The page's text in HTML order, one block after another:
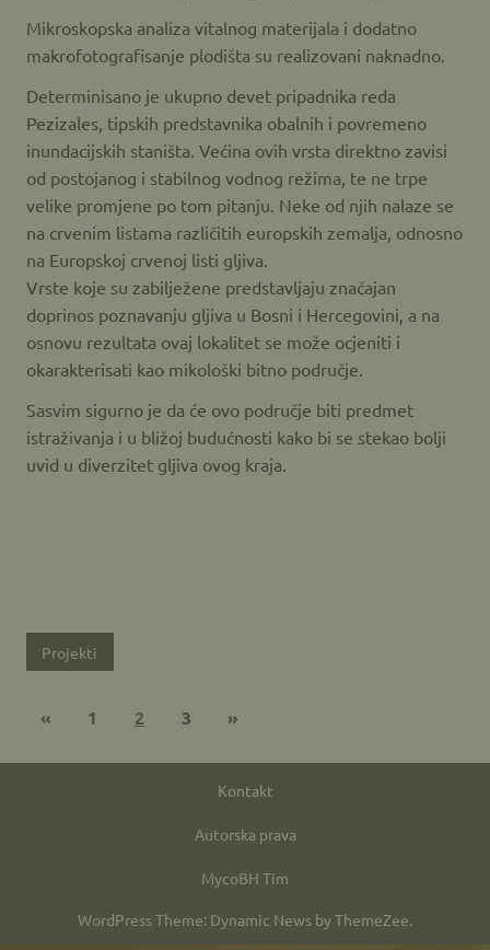
Mikroskopska analiza vitalnog materijala i dodatno
makrofotografisanje plodišta su realizovani naknadno.
Determinisano je ukupno devet pripadnika reda
Pezizales, tipskih predstavnika obalnih i povremeno
inundacijskih staništa. Većina ovih vrsta direktno zavisi
od postojanog i stabilnog vodnog režima, te ne trpe
velike promjene po tom pitanju. Neke od njih nalaze se
na crvenim listama različitih europskih zemalja, odnosno
na Europskoj crvenoj listi gljiva.
Vrste koje su zabilježene predstavljaju značajan
doprinos poznavanju gljiva u Bosni i Hercegovini, a na
osnovu rezultata ovaj lokalitet se može ocjeniti i
okarakterisati kao mikološki bitno područje.
Sasvim sigurno je da će ovo područje biti predmet
istraživanja i u bližoj budućnosti kako bi se stekao bolji
uvid u diverzitet gljiva ovog kraja.
Projekti
« 1 2 3 »
Kontakt
Autorska prava
MycoBH Tim
WordPress Theme: Dynamic News by ThemeZee.